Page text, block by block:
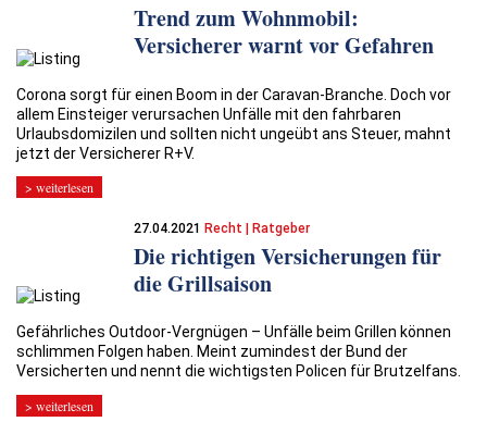
Trend zum Wohnmobil:
Versicherer warnt vor Gefahren
Corona sorgt für einen Boom in der Caravan-Branche. Doch vor
allem Einsteiger verursachen Unfälle mit den fahrbaren
Urlaubsdomizilen und sollten nicht ungeübt ans Steuer, mahnt
jetzt der Versicherer R+V.
> weiterlesen
27.04.2021 Recht | Ratgeber
Die richtigen Versiche­rungen für
die Grillsaison
Gefährliches Outdoor-Vergnügen – Unfälle beim Grillen können
schlimmen Folgen haben. Meint zumindest der Bund der
Versicherten und nennt die wichtigsten Policen für Brutzelfans.
> weiterlesen